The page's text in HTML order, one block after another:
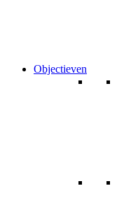
Objectieven